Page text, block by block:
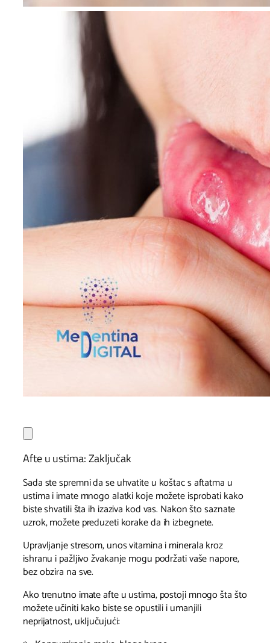
Afte u ustima: Zaključak
Sada ste spremni da se uhvatite u koštac s aftatma u
ustima i imate mnogo alatki koje možete isprobati kako
biste shvatili šta ih izaziva kod vas. Nakon što saznate
uzrok, možete preduzeti korake da ih izbegnete.
Upravljanje stresom, unos vitamina i minerala kroz
ishranu i pažljivo žvakanje mogu podržati vaše napore,
bez obzira na sve.
Ako trenutno imate afte u ustima, postoji mnogo šta što
možete učiniti kako biste se opustili i umanjili
neprijatnost, uključujući: